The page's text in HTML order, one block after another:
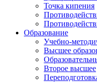
Точка кипения
Образование
Учебно-
Высшее
Второе высшее